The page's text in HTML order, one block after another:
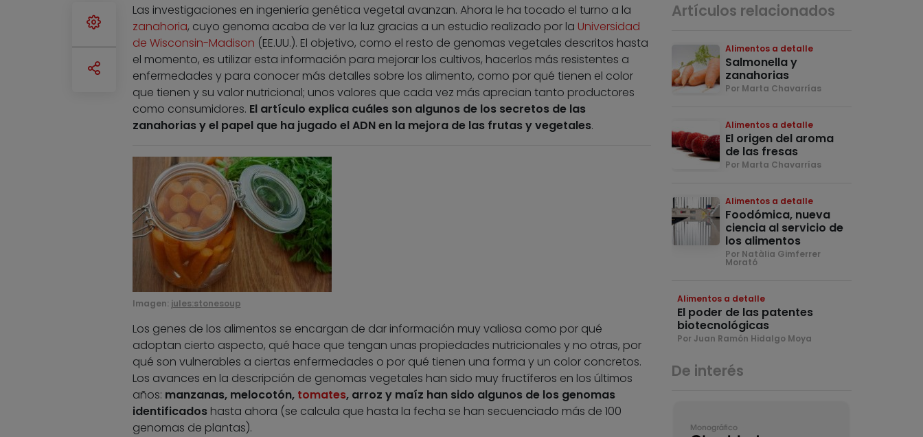
Las investigaciones en ingeniería genética vegetal avanzan. Ahora le ha tocado el turno a la
zanahoria, cuyo genoma acaba de ver la luz gracias a un estudio realizado por la Universidad
de Wisconsin-Madison (EE.UU.). El objetivo, como el resto de genomas vegetales descritos hasta
el momento, es utilizar esta información para mejorar los cultivos, hacerlos más resistentes a
enfermedades y para conocer más detalles sobre los alimento, como por qué tienen el color
que tienen y su valor nutricional; unos valores que cada vez más aprecian tanto productores
como consumidores. El artículo explica cuáles son algunos de los secretos de las
zanahorias y el papel que ha jugado el ADN en la mejora de las frutas y vegetales.
Imagen: jules:stonesoup
Los genes de los alimentos se encargan de dar información muy valiosa como por qué
adoptan cierto aspecto, qué hace que tengan unas propiedades nutricionales y no otras, por
qué son vulnerables a ciertas enfermedades o por qué tienen una forma y un color concretos.
Los avances en la descripción de genomas vegetales han sido muy fructíferos en los últimos
años: manzanas, melocotón, tomates, arroz y maíz han sido algunos de los genomas
identificadoshasta ahora (se calcula que hasta la fecha se han secuenciado más de 100
genomas de plantas).
Artículos relacionados
Alimentos a detalle
Salmonella y
zanahorias
Por Marta Chavarrías
Alimentos a detalle
El origen del aroma
de las fresas
Por Marta Chavarrías
Alimentos a detalle
Foodómica, nueva
ciencia al servicio de
los alimentos
Por Natàlia Gimferrer
Morató
Alimentos a detalle
El poder de las patentes
biotecnológicas
Por Juan Ramón Hidalgo Moya
De interés